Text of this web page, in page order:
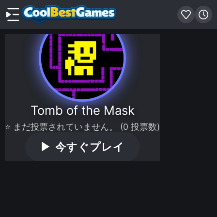
Tomb of the Mask
⭐ まだ投票されていません。 (0 投票数)
▶ 今すぐプレイ